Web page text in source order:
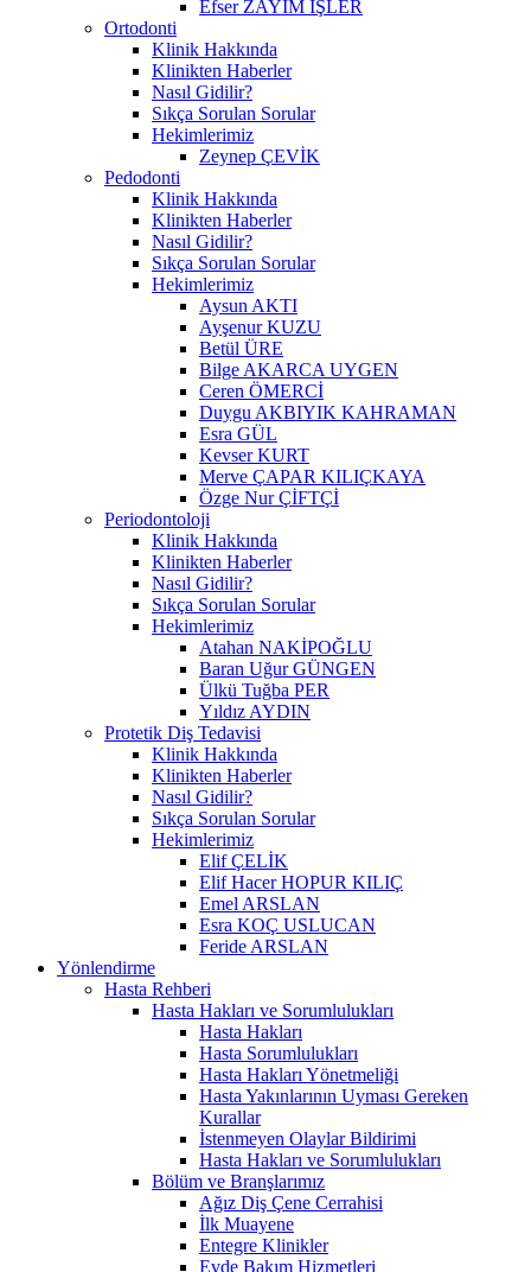
Efser ZAYİM İŞLER
Ortodonti
Klinik Hakkında
Klinikten Haberler
Nasıl Gidilir?
Sıkça Sorulan Sorular
Hekimlerimiz
Zeynep ÇEVİK
Pedodonti
Klinik Hakkında
Klinikten Haberler
Nasıl Gidilir?
Sıkça Sorulan Sorular
Hekimlerimiz
Aysun AKTI
Ayşenur KUZU
Betül ÜRE
Bilge AKARCA UYGEN
Ceren ÖMERCİ
Duygu AKBIYIK KAHRAMAN
Esra GÜL
Kevser KURT
Merve ÇAPAR KILIÇKAYA
Özge Nur ÇİFTÇİ
Periodontoloji
Klinik Hakkında
Klinikten Haberler
Nasıl Gidilir?
Sıkça Sorulan Sorular
Hekimlerimiz
Atahan NAKİPOĞLU
Baran Uğur GÜNGEN
Ülkü Tuğba PER
Yıldız AYDIN
Protetik Diş Tedavisi
Klinik Hakkında
Klinikten Haberler
Nasıl Gidilir?
Sıkça Sorulan Sorular
Hekimlerimiz
Elif ÇELİK
Elif Hacer HOPUR KILIÇ
Emel ARSLAN
Esra KOÇ USLUCAN
Feride ARSLAN
Yönlendirme
Hasta Rehberi
Hasta Hakları ve Sorumlulukları
Hasta Hakları
Hasta Sorumlulukları
Hasta Hakları Yönetmeliği
Hasta Yakınlarının Uyması Gereken
Kurallar
İstenmeyen Olaylar Bildirimi
Hasta Hakları ve Sorumlulukları
Bölüm ve Branşlarımız
Ağız Diş Çene Cerrahisi
İlk Muayene
Entegre Klinikler
Evde Bakım Hizmetleri